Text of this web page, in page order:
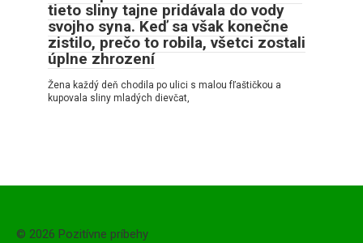
tieto sliny tajne pridávala do vody
svojho syna. Keď sa však konečne
zistilo, prečo to robila, všetci zostali
úplne zhrození
Žena každý deň chodila po ulici s malou fľaštičkou a
kupovala sliny mladých dievčat,
© 2026 Pozitívne príbehy